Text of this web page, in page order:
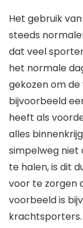
Het gebruik
steeds
dat veel
het normale
gekozen om
bijvoorbeeld
heeft als
alles
simpelweg niet
te halen, is dit
voor te zorgen
voorbeeld is